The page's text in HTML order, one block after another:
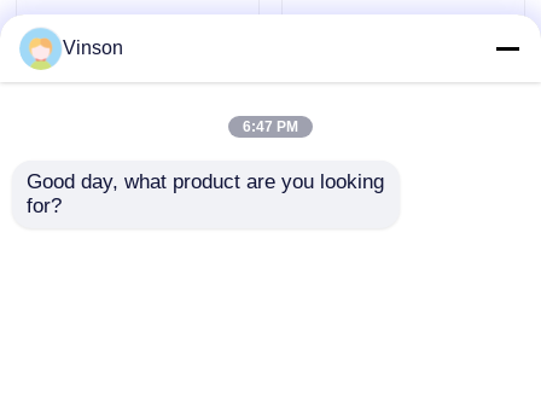
Vinson
6:47 PM
Good day, what product are you looking
for?